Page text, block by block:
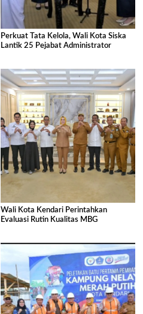
Perkuat Tata Kelola, Wali Kota Siska
Lantik 25 Pejabat Administrator
Wali Kota Kendari Perintahkan
Evaluasi Rutin Kualitas MBG